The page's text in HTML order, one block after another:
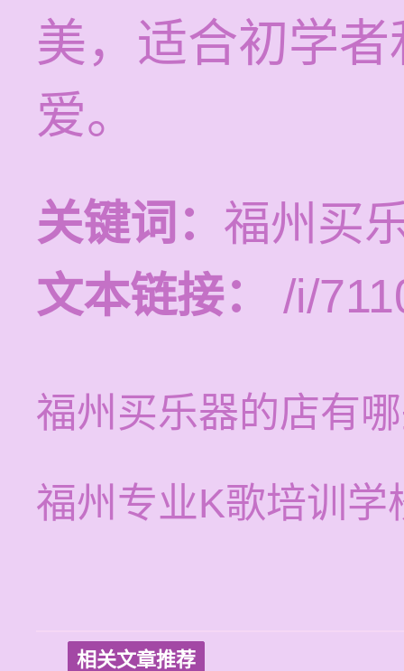
美，适合初学
爱。
关键词： 福州买
文本链接：
/i/
福州买乐器的店有
福州专业K歌培训学
相关文章推荐